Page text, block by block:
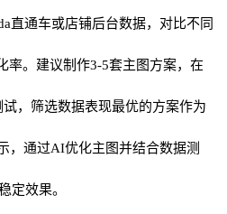
直通车或店铺后台数据，对比不同
率。建议制作3-5套主图方案，在
，筛选数据表现最优的方案作为
，通过AI优化主图并结合数据测
定效果。